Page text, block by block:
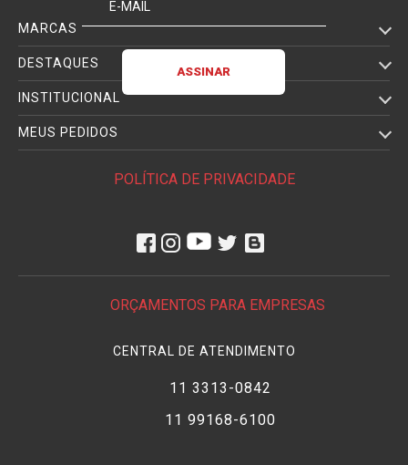
MARCAS
DESTAQUES
INSTITUCIONAL
MEUS PEDIDOS
POLÍTICA DE PRIVACIDADE
ORÇAMENTOS PARA EMPRESAS
CENTRAL DE ATENDIMENTO
11 3313-0842
11 99168-6100